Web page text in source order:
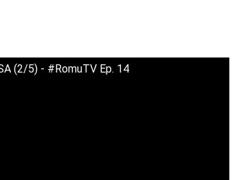
(2/5) - #RomuTV Ep. 14